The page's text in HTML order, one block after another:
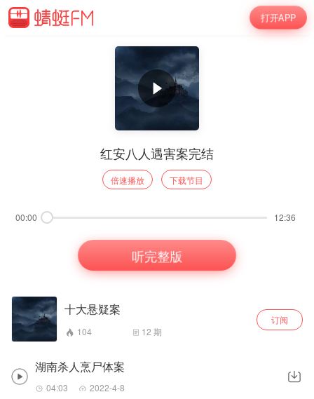
打开APP
红安八人遇害案完结
倍速播放 下载节目
00:00 12:36
听完整版
十大悬疑案
104 12 期
订阅
湖南杀人烹尸体案
04:03 2022-4-8